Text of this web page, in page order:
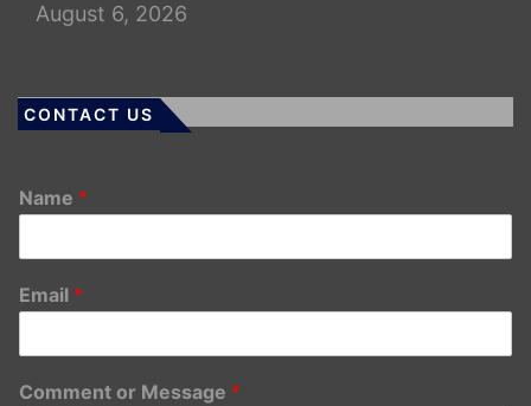
August 6, 2026
CONTACT US
Name *
Email *
Comment or Message *